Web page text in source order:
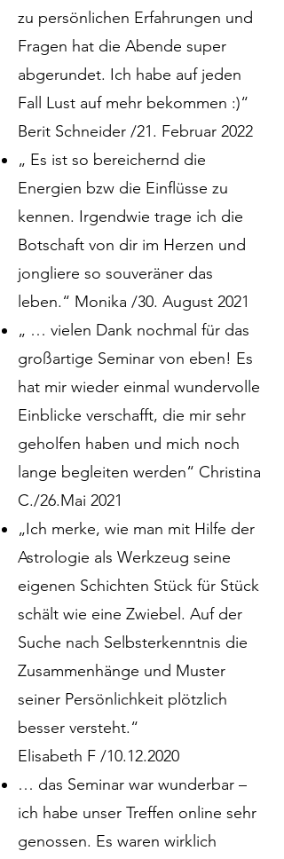
zu persönlichen Erfahrungen und
Fragen hat die Abende super
abgerundet. Ich habe auf jeden
Fall Lust auf mehr bekommen :)“
Berit Schneider /21. Februar 2022
„ Es ist so bereichernd die
Energien bzw die Einflüsse zu
kennen. Irgendwie trage ich die
Botschaft von dir im Herzen und
jongliere so souveräner das
leben.“ Monika /30. August 2021
„ … vielen Dank nochmal für das
großartige Seminar von eben! Es
hat mir wieder einmal wundervolle
Einblicke verschafft, die mir sehr
geholfen haben und mich noch
lange begleiten werden“ Christina
C./26.Mai 2021
„Ich merke, wie man mit Hilfe der
Astrologie als Werkzeug seine
eigenen Schichten Stück für Stück
schält wie eine Zwiebel. Auf der
Suche nach Selbsterkenntnis die
Zusammenhänge und Muster
seiner Persönlichkeit plötzlich
besser versteht.“
Elisabeth F /10.12.2020
… das Seminar war wunderbar –
ich habe unser Treffen online sehr
genossen. Es waren wirklich